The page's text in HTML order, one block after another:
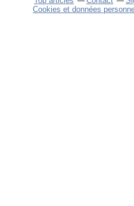
Cookies et données